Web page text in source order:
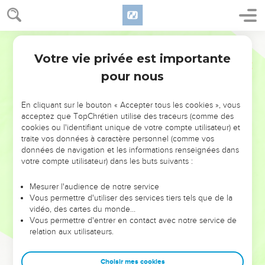
NE MANQUEZ PAS L’ÉVÉNEMENT
DE L’ANNÉE !
ET SI LEURS ERREURS POUVAIENT VOUS ÉVITER LES
VOTRES ?
leur foi ou leur vision. Mais on voit moins les doutes, les erreurs
et les saisons difficiles qu'ils ont traversés, alors même que ce
sont elles qui les ont façonnés.
Dans cette conférence, leaders, entrepreneurs, et responsables
clés pour avancer avec plus de sagesse afin que leurs erreurs
Votre vie privée est importante
pour nous
En cliquant sur le bouton « Accepter tous les cookies », vous
acceptez que TopChrétien utilise des traceurs (comme des
cookies ou l'identifiant unique de votre compte utilisateur) et
traite vos données à caractère personnel (comme vos
données de navigation et les informations renseignées dans
votre compte utilisateur) dans les buts suivants :
Mesurer l'audience de notre service
Vous permettre d'utiliser des services tiers tels que de la
vidéo, des cartes du monde…
Vous permettre d'entrer en contact avec notre service de
relation aux utilisateurs.
Choisir mes cookies